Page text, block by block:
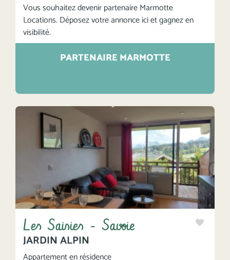
Vous souhaitez devenir partenaire Marmotte
Locations. Déposez votre annonce ici et gagnez en
visibilité.
PARTENAIRE MARMOTTE
Les Saisies - Savoie
JARDIN ALPIN
Appartement en résidence